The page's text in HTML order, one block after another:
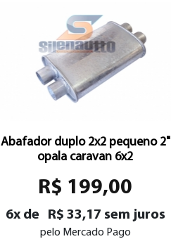
Abafador duplo 2x2 pequeno 2"
opala caravan 6x2
R$ 199,00
6x de R$ 33,17 sem juros
pelo Mercado Pago